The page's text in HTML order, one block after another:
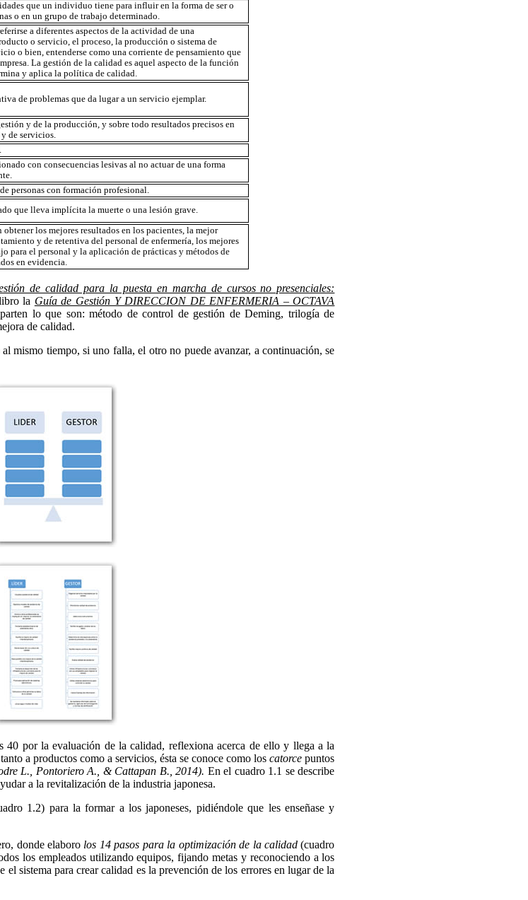
que un individuo tiene para influir en la forma de ser o
o en un grupo de trabajo determinado.
a diferentes aspectos de la actividad de una
o servicio, el proceso, la producción o sistema de
o bien, entenderse como una corriente de pensamiento que
La gestión de la calidad es aquel aspecto de la función
y aplica la política de calidad.
de problemas que da lugar a un servicio ejemplar.
y de la producción, y sobre todo resultados precisos en
de servicios.
con consecuencias lesivas al no actuar de una forma
personas con formación profesional.
que lleva implícita la muerte o una lesión grave.
obtener los mejores resultados en los pacientes, la mejor
y de retentiva del personal de enfermería, los mejores
para el personal y la aplicación de prácticas y métodos de
en evidencia.
de calidad para la puesta en marcha de cursos no presenciales:
la Guía de Gestión Y DIRECCION DE ENFERMERIA – OCTAVA
lo que son: método de control de gestión de Deming, trilogía de
de calidad.
mismo tiempo, si uno falla, el otro no puede avanzar, a continuación, se
40 por la evaluación de la calidad, reflexiona acerca de ello y llega a la
a productos como a servicios, ésta se conoce como loscatorce puntos
L., Pontoriero A., & Cattapan B., 2014). En el cuadro 1.1 se describe
a la revitalización de la industria japonesa.
1.2) para la formar a los japoneses, pidiéndole que les enseñase y
donde elaboro los 14 pasos para la optimización de la calidad(cuadro
los empleados utilizando equipos, fijando metas y reconociendo a los
sistema para crear calidad es la prevención de los errores en lugar de la